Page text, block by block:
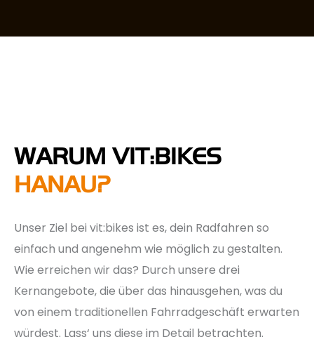
WARUM VIT:BIKES
HANAU?
Unser Ziel bei vit:bikes ist es, dein Radfahren so
einfach und angenehm wie möglich zu gestalten.
Wie erreichen wir das? Durch unsere drei
Kernangebote, die über das hinausgehen, was du
von einem traditionellen Fahrradgeschäft erwarten
würdest. Lass‘ uns diese im Detail betrachten.